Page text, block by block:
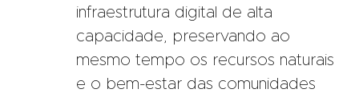
infraestrutura digital de alta
capacidade, preservando ao
mesmo tempo os recursos naturais
e o bem-estar das comunidades